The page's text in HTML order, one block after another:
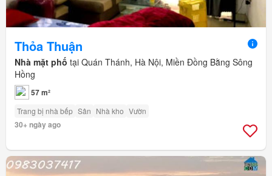
Thỏa Thuận
Nhà mặt phố tại Quán Thánh, Hà Nội, Miền Đồng Bằng Sông
Hồng
57 m²
Trang bị nhà bếp Sân Nhà kho Vườn
30+ ngày ago